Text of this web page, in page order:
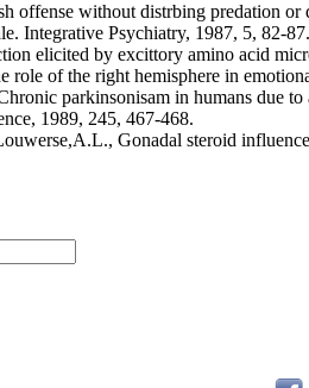
offense without distrbing predation
Integrative Psychiatry, 1987, 5, 82-87.
elicited by excittory amino acid
of the right hemisphere in
parkinsonisam in humans due
1989, 245, 467-468.
Gonadal steroid